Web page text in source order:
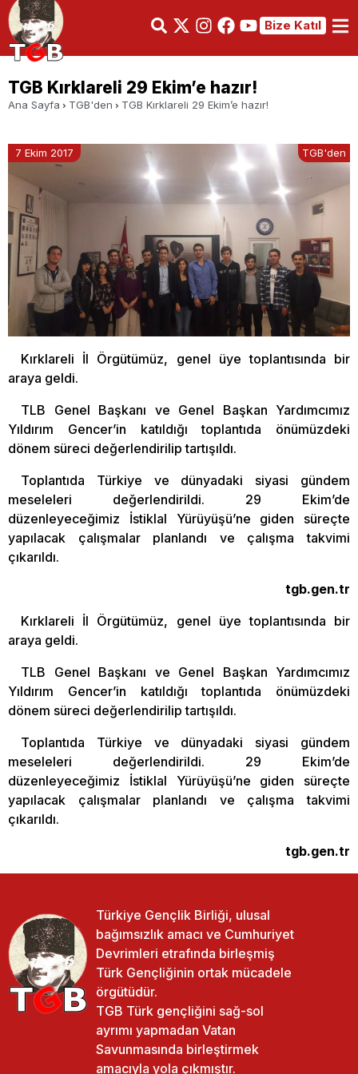
Bize Katıl
TGB Kırklareli 29 Ekim’e hazır!
Ana Sayfa TGB'den TGB Kırklareli 29 Ekim’e hazır!
7 Ekim 2017 TGB'den
Kırklareli İl Örgütümüz, genel üye toplantısında bir
araya geldi.
TLB Genel Başkanı ve Genel Başkan Yardımcımız
Yıldırım Gencer’in katıldığı toplantıda önümüzdeki
dönem süreci değerlendirilip tartışıldı.
Toplantıda Türkiye ve dünyadaki siyasi gündem
meseleleri değerlendirildi. 29 Ekim’de
düzenleyeceğimiz İstiklal Yürüyüşü’ne giden süreçte
yapılacak çalışmalar planlandı ve çalışma takvimi
çıkarıldı.
tgb.gen.tr
Kırklareli İl Örgütümüz, genel üye toplantısında bir
araya geldi.
TLB Genel Başkanı ve Genel Başkan Yardımcımız
Yıldırım Gencer’in katıldığı toplantıda önümüzdeki
dönem süreci değerlendirilip tartışıldı.
Toplantıda Türkiye ve dünyadaki siyasi gündem
meseleleri değerlendirildi. 29 Ekim’de
düzenleyeceğimiz İstiklal Yürüyüşü’ne giden süreçte
yapılacak çalışmalar planlandı ve çalışma takvimi
çıkarıldı.
tgb.gen.tr
Türkiye Gençlik Birliği, ulusal
bağımsızlık amacı ve Cumhuriyet
Devrimleri etrafında birleşmiş
Türk Gençliğinin ortak mücadele
örgütüdür.
TGB Türk gençliğini sağ-sol
ayrımı yapmadan Vatan
Savunmasında birleştirmek
amacıyla yola çıkmıştır.